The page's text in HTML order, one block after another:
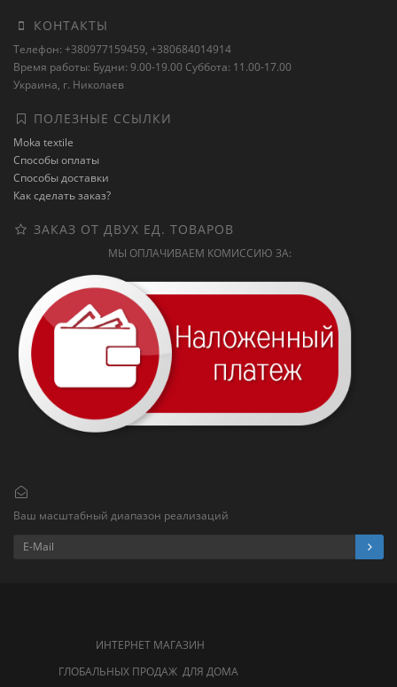
КОНТАКТЫ
Телефон: +380977159459, +380684014914
Время работы: Будни: 9.00-19.00 Суббота: 11.00-17.00
Украина, г. Николаев
ПОЛЕЗНЫЕ ССЫЛКИ
Moka textile
Способы оплаты
Способы доставки
Как сделать заказ?
ЗАКАЗ ОТ ДВУХ ЕД. ТОВАРОВ
МЫ ОПЛАЧИВАЕМ КОМИССИЮ ЗА:
Ваш масштабный диапазон реализаций
ИНТЕРНЕТ МАГАЗИН
ГЛОБАЛЬНЫХ ПРОДАЖ ДЛЯ ДОМА